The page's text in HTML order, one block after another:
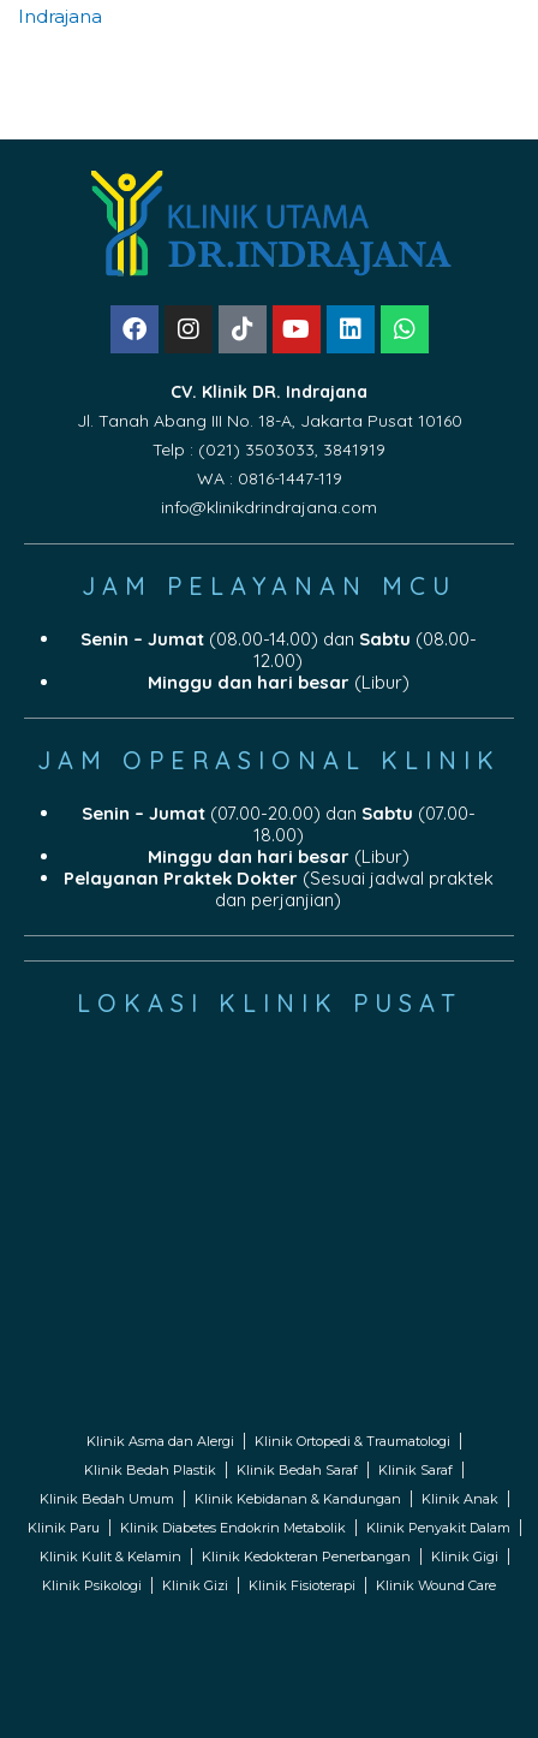
Indrajana
CV. Klinik DR. Indrajana
Jl. Tanah Abang III No. 18-A, Jakarta Pusat 10160
Telp : (021) 3503033, 3841919
WA : 0816-1447-119
info@klinikdrindrajana.com
JAM PELAYANAN MCU
Senin – Jumat(08.00-14.00) dan Sabtu (08.00-
12.00)
Minggu dan hari besar(Libur)
JAM OPERASIONAL KLINIK
Senin – Jumat(07.00-20.00) dan Sabtu (07.00-
18.00)
Minggu dan hari besar(Libur)
Pelayanan Praktek Dokter(Sesuai jadwal praktek
dan perjanjian)
LOKASI KLINIK PUSAT
Klinik Asma dan Alergi
Klinik Ortopedi & Traumatologi
Klinik Bedah Plastik
Klinik Bedah Saraf
Klinik Saraf
Klinik Bedah Umum
Klinik Kebidanan & Kandungan
Klinik Anak
Klinik Paru
Klinik Diabetes Endokrin Metabolik
Klinik Penyakit Dalam
Klinik Kulit & Kelamin
Klinik Kedokteran Penerbangan
Klinik Gigi
Klinik Psikologi
Klinik Gizi Klinik Fisioterapi Klinik Wound Care